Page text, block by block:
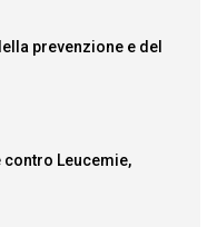
prevenzione e del
contro Leucemie,